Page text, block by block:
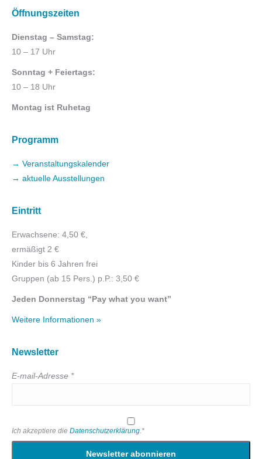
Öffnungszeiten
Dienstag – Samstag:
10 – 17 Uhr
Sonntag + Feiertags:
10 – 18 Uhr
Montag ist Ruhetag
Programm
→ Veranstaltungskalender
→ aktuelle Ausstellungen
Eintritt
Erwachsene: 4,50 €,
ermäßigt 2 €
Kinder bis 6 Jahren frei
Gruppen (ab 15 Pers.) p.P.: 3,50 €
Jeden Donnerstag “Pay what you want”
Weitere Informationen »
Newsletter
E-mail-Adresse *
Ich akzeptiere die Datenschutzerklärung.*